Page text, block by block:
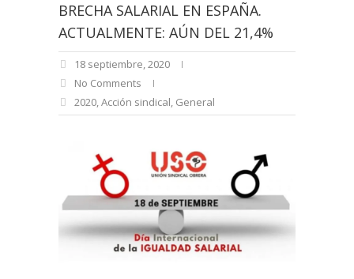
BRECHA SALARIAL EN ESPAÑA.
ACTUALMENTE: AÚN DEL 21,4%
18 septiembre, 2020
No Comments
2020,Acción sindical, General